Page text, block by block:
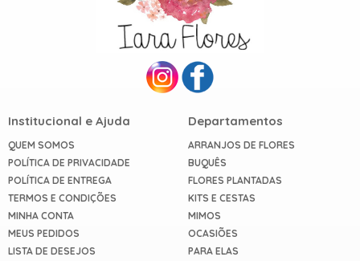
Institucional e Ajuda
QUEM SOMOS
POLÍTICA DE PRIVACIDADE
POLÍTICA DE ENTREGA
TERMOS E CONDIÇÕES
MINHA CONTA
MEUS PEDIDOS
LISTA DE DESEJOS
Departamentos
ARRANJOS DE FLORES
BUQUÊS
FLORES PLANTADAS
KITS E CESTAS
MIMOS
OCASIÕES
PARA ELAS